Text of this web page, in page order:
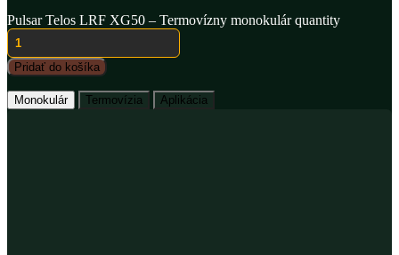
Pulsar Telos LRF XG50 – Termovízny monokulár quantity
Pridať do košíka
Monokulár Termovízia Aplikácia